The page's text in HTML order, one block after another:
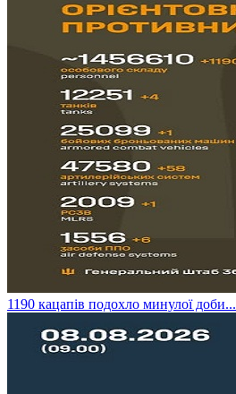
​1190 кацапів подохло минулої доби...